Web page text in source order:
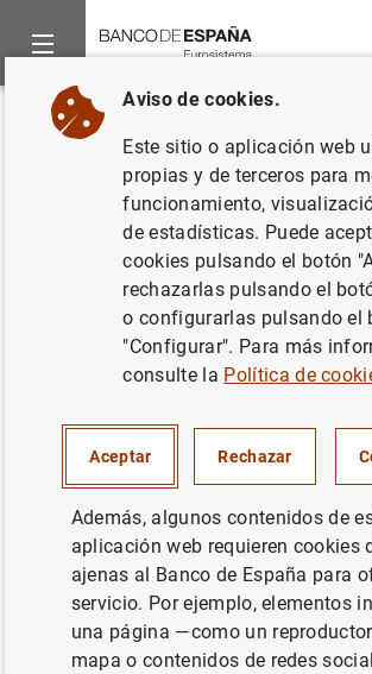
Inicio Noticias y eventos
Volver
Estado financiero
del Eurosistema a 9
de 2002
SITUACIÓN ECONÓMICA
POLÍTICA MONETARIA
Estado financiero consolidado
Eurosistema a 9 de agosto de
Aviso de cookies.
Este sitio o aplicación web
propias y de terceros para
funcionamiento,
de estadísticas. Puede
cookies pulsando el botón
rechazarlas pulsando el
o configurarlas pulsando el
"Configurar". Para más
consulte la Política de
Aceptar Rechazar
Además, algunos contenidos de
aplicación web requieren cookies
ajenas al Banco de España para
servicio. Por ejemplo, elementos
una página —como un
mapa o contenidos de redes